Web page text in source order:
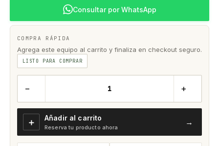
Consultar por WhatsApp
COMPRA RÁPIDA
Agrega este equipo al carrito y finaliza en checkout seguro.
LISTO PARA COMPRAR
− +
＋ Añadir al carrito
Reserva tu producto ahora
→